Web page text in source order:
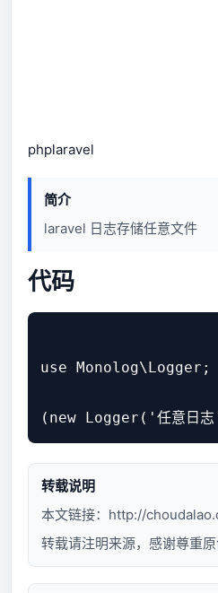
phplaravel
简介
laravel 日志存储任意文件
代码
use Monolog\Logger;
转载说明
本文链接： http://
转载请注明来源，感谢尊重原